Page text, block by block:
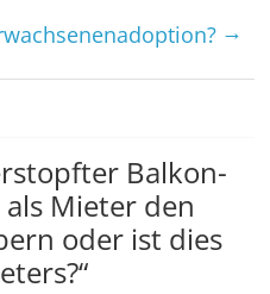
→
Balkon-
Mieter den
oder ist dies
“